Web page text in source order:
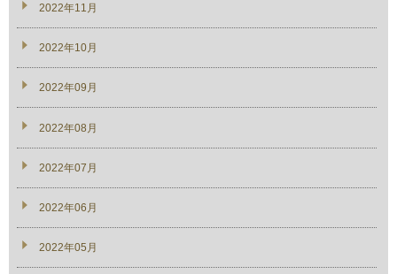
2022年11月
2022年10月
2022年09月
2022年08月
2022年07月
2022年06月
2022年05月